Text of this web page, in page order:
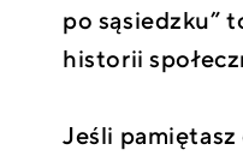
po sąsiedzku”
historii
Jeśli